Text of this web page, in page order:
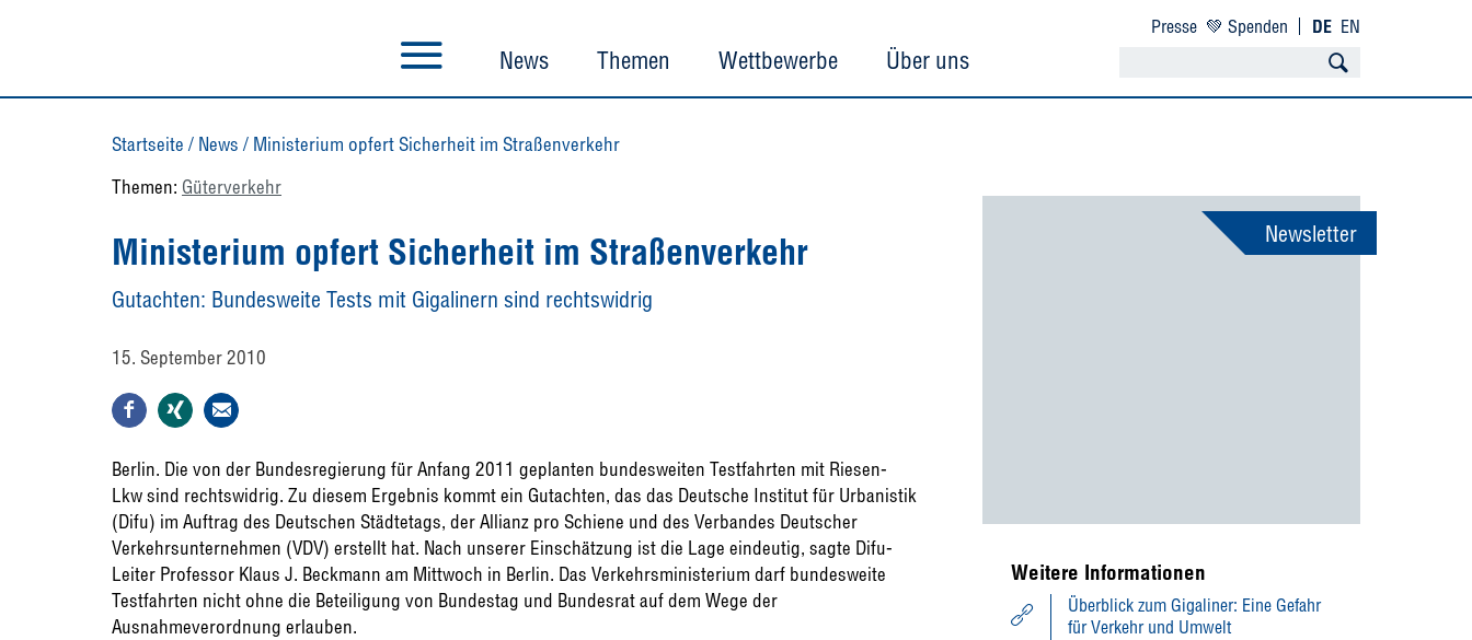
News Themen Wettbewerbe Über uns
Presse 💚 Spenden DE EN
Startseite / News / Ministerium opfert Sicherheit im Straßenverkehr
Themen: Güterverkehr
Ministerium opfert Sicherheit im Straßenverkehr
Gutachten: Bundesweite Tests mit Gigalinern sind rechtswidrig
15. September 2010
Berlin. Die von der Bundesregierung für Anfang 2011 geplanten bundesweiten Testfahrten mit Riesen-
Lkw sind rechtswidrig. Zu diesem Ergebnis kommt ein Gutachten, das das Deutsche Institut für Urbanistik
(Difu) im Auftrag des Deutschen Städtetags, der Allianz pro Schiene und des Verbandes Deutscher
Verkehrsunternehmen (VDV) erstellt hat. Nach unserer Einschätzung ist die Lage eindeutig, sagte Difu-
Leiter Professor Klaus J. Beckmann am Mittwoch in Berlin. Das Verkehrsministerium darf bundesweite
Testfahrten nicht ohne die Beteiligung von Bundestag und Bundesrat auf dem Wege der
Ausnahmeverordnung erlauben.
Newsletter
Weitere Informationen
Überblick zum Gigaliner: Eine Gefahr
für Verkehr und Umwelt